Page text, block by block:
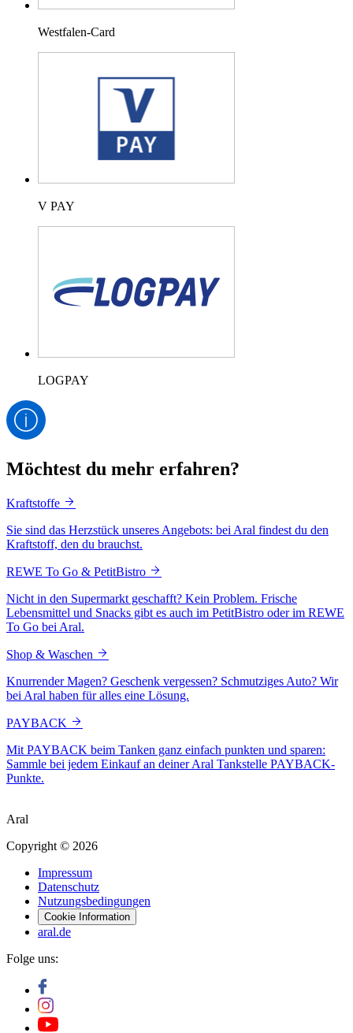
Westfalen-Card
V PAY
LOGPAY
Möchtest du mehr erfahren?
Kraftstoffe
Sie sind das Herzstück unseres Angebots: bei Aral findest du den
Kraftstoff, den du brauchst.
REWE To Go & PetitBistro
Nicht in den Supermarkt geschafft? Kein Problem. Frische
Lebensmittel und Snacks gibt es auch im PetitBistro oder im REWE
To Go bei Aral.
Shop & Waschen
Knurrender Magen? Geschenk vergessen? Schmutziges Auto? Wir
bei Aral haben für alles eine Lösung.
PAYBACK
Mit PAYBACK beim Tanken ganz einfach punkten und sparen:
Sammle bei jedem Einkauf an deiner Aral Tankstelle PAYBACK-
Punkte.
Aral
Copyright © 2026
Impressum
Datenschutz
Nutzungsbedingungen
Cookie Information
aral.de
Folge uns: